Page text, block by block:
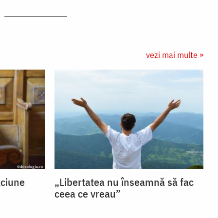
vezi mai multe »
„Libertatea nu înseamnă să fac
ceea ce vreau”